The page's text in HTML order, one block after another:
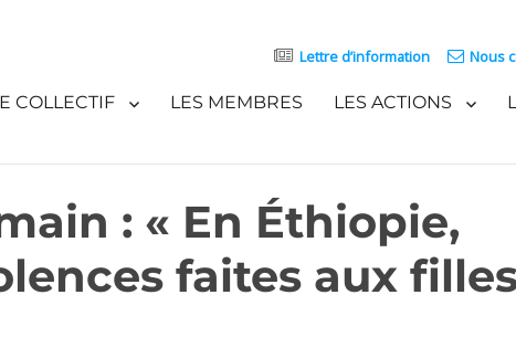
Lettre d’information Nous
COLLECTIF LES MEMBRES LES ACTIONS
: « En Éthiopie,
faites aux